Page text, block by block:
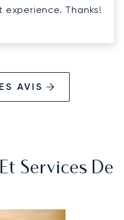
Thanks!
AVIS
Services De